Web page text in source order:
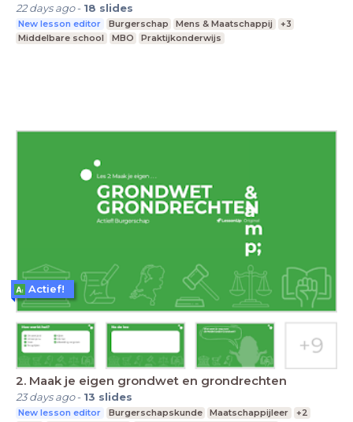
22 days ago- 18 slides
New lesson editor Burgerschap Mens & Maatschappij
+3
Middelbare school
MBO Praktijkonderwijs
2. Maak je eigen grondwet en grondrechten
23 days ago- 13 slides
New lesson editor Burgerschapskunde Maatschappijleer
+2
Actief!